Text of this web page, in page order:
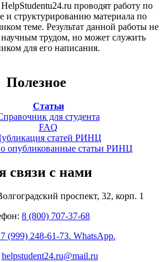
проводят работу по
и структурированию материала по
теме. Результат данной работы не
научным трудом, но может служить
для его написания.
Полезное
Статьи
для студента
FAQ
статей РИНЦ
опубликованные статьи РИНЦ
связи с нами
проспект, 32, корп. 1
8 (800) 707-37-68
(999) 248-61-73. WhatsApp.
helpstudent24.ru@mail.ru